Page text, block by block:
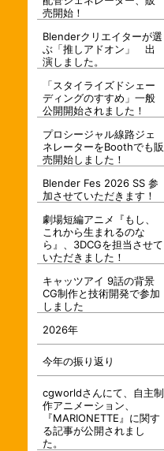
売開始！
Blenderクリエイターが選
ぶ「推しアドオン」 出
演しました。
「スタイライズドシェー
ディングのすすめ」一般
公開開始されました！
プロシージャル線路ジェ
ネレーターをBoothでも販
売開始しました！
Blender Fes 2026 SS 参
加させていただきます！
劇場短編アニメ『もし、
これから生まれるのな
ら』、3DCGを担当させて
いただきました！
キャッツアイ 9話の背景
CG制作と技術開発で参加
しました
2026年
今年の振り返り
cgworldさんにて、自主制
作アニメーション、
『MARIONETTE』に関す
る記事が公開されまし
た。